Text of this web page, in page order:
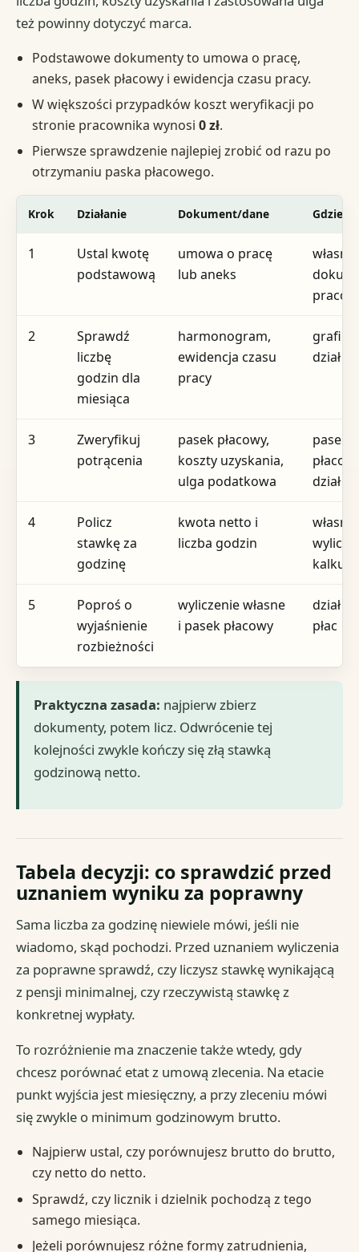
też powinny dotyczyć marca.
Podstawowe dokumenty to umowa o pracę,
aneks, pasek płacowy i ewidencja czasu pracy.
W większości przypadków koszt weryfikacji po
stronie pracownika wynosi 0 zł.
Pierwsze sprawdzenie najlepiej zrobić od razu po
otrzymaniu paska płacowego.
Krok Działanie Dokument/dane Gdzie
1
Ustal kwotę
podstawową
umowa o pracę
lub aneks
własna
2
Sprawdź
liczbę
godzin dla
miesiąca
harmonogram,
ewidencja czasu
pracy
grafik
dział
3
Zweryfikuj
potrącenia
pasek płacowy,
koszty uzyskania,
ulga podatkowa
pasek
dział
4
Policz
stawkę za
godzinę
kwota netto i
liczba godzin
własne
5
Poproś o
wyjaśnienie
rozbieżności
wyliczenie własne
i pasek płacowy
dział
płac
Praktyczna zasada: najpierw zbierz
dokumenty, potem licz. Odwrócenie tej
kolejności zwykle kończy się złą stawką
godzinową netto.
Tabela decyzji: co sprawdzić przed
uznaniem wyniku za poprawny
Sama liczba za godzinę niewiele mówi, jeśli nie
wiadomo, skąd pochodzi. Przed uznaniem wyliczenia
za poprawne sprawdź, czy liczysz stawkę wynikającą
z pensji minimalnej, czy rzeczywistą stawkę z
konkretnej wypłaty.
To rozróżnienie ma znaczenie także wtedy, gdy
chcesz porównać etat z umową zlecenia. Na etacie
punkt wyjścia jest miesięczny, a przy zleceniu mówi
się zwykle o minimum godzinowym brutto.
Najpierw ustal, czy porównujesz brutto do brutto,
czy netto do netto.
Sprawdź, czy licznik i dzielnik pochodzą z tego
samego miesiąca.
Jeżeli porównujesz różne formy zatrudnienia,